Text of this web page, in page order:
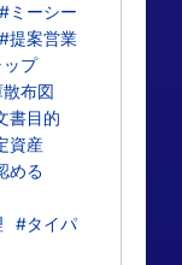
#ミーシー
#提案営業
プ
布図
書目的
資産
める
#タイパ